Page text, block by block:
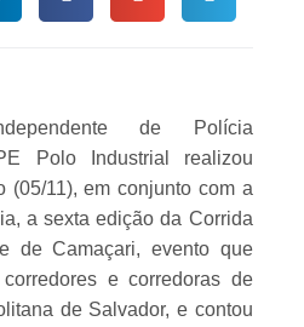
de Polícia
Polo Industrial realizou
(05/11), em conjunto com a
a sexta edição da Corrida
de Camaçari, evento que
e corredoras de
de Salvador, e contou